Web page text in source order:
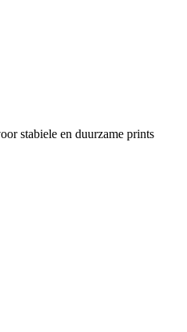
stabiele en duurzame prints